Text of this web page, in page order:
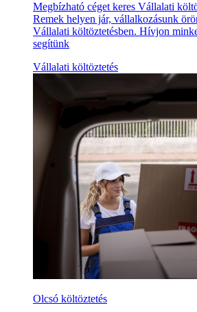
Megbízható céget keres Vállalati
Remek helyen jár, vállalkozásunk
Vállalati költöztetésben. Hívjon
segítünk
Vállalati költöztetés
Olcsó költöztetés